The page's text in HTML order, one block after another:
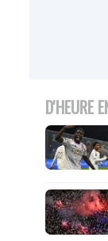
D'HEURE